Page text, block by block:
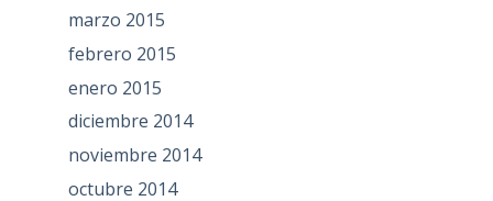
marzo 2015
febrero 2015
enero 2015
diciembre 2014
noviembre 2014
octubre 2014